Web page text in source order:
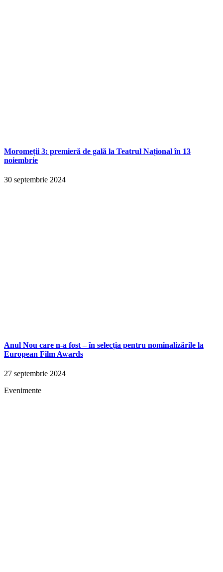
Moromeții 3: premieră de gală la Teatrul Național în 13
noiembrie
30 septembrie 2024
Anul Nou care n-a fost – în selecția pentru nominalizările la
European Film Awards
27 septembrie 2024
Evenimente